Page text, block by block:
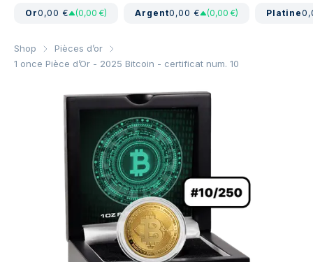
Or0,00 € (0,00 €) Argent0,00 € (0,00 €) Platine
Shop
Pièces d’or
1 once Pièce d’Or - 2025 Bitcoin - certificat num. 10